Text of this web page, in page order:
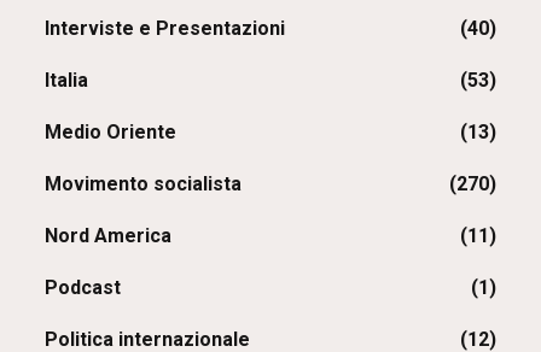
Interviste e Presentazioni (40)
Italia (53)
Medio Oriente (13)
Movimento socialista (270)
Nord America (11)
Podcast (1)
Politica internazionale (12)